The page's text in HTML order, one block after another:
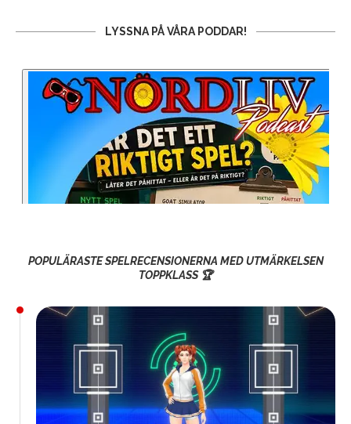
LYSSNA PÅ VÅRA PODDAR!
POPULÄRASTE SPELRECENSIONERNA MED UTMÄRKELSEN
TOPPKLASS 🏆